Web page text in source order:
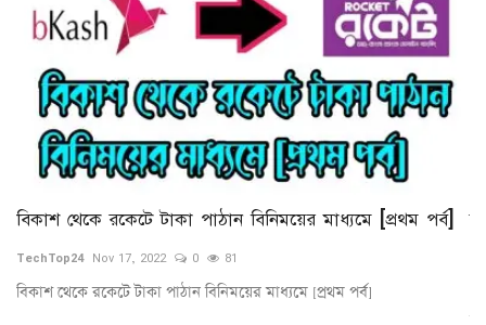
বিকাশ থেকে রকেটে টাকা পাঠান বিনিময়ের মাধ্যমে [প্রথম পর্ব]
TechTop24 Nov 17, 2022 0 81
বিকাশ থেকে রকেটে টাকা পাঠান বিনিময়ের মাধ্যমে [প্রথম পর্ব]